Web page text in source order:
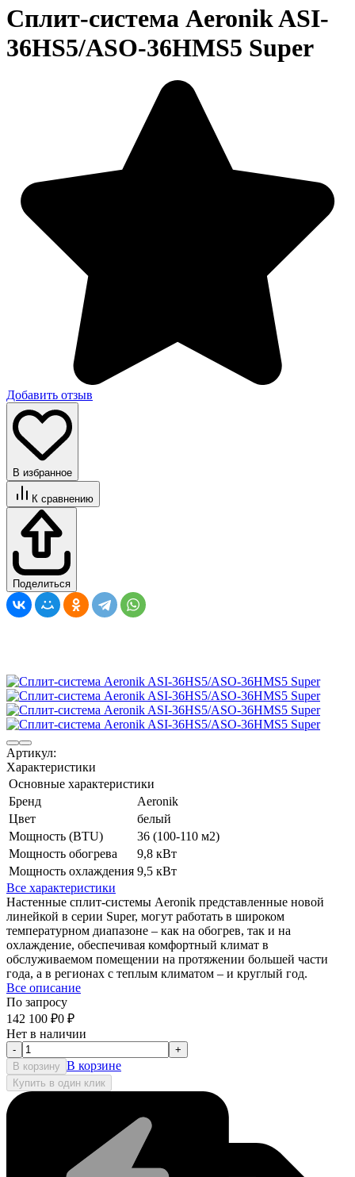
Сплит-система Aeronik ASI-
36HS5/ASO-36HMS5 Super
Добавить отзыв
В избранное
К сравнению
Поделиться
Артикул:
Характеристики
Основные характеристики
Бренд
Aeronik
Цвет
белый
Мощность (BTU)
36 (100-110 м2)
Мощность обогрева
9,8 кВт
Мощность охлаждения 9,5 кВт
Все характеристики
Настенные сплит-системы Aeronik представленные новой
линейкой в серии Super, могут работать в широком
температурном диапазоне – как на обогрев, так и на
охлаждение, обеспечивая комфортный климат в
обслуживаемом помещении на протяжении большей части
года, а в регионах с теплым климатом – и круглый год.
Все описание
По запросу
142 100 ₽0 ₽
Нет в наличии
-
+
В корзину В корзине
Купить в один клик